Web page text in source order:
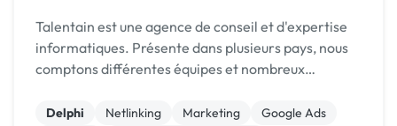
Talentain est une agence de conseil et d'expertise
informatiques. Présente dans plusieurs pays, nous
comptons différentes équipes et nombreux
Delphi Netlinking Marketing
Google Ads